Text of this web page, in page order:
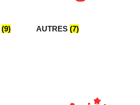
(9) AUTRES (7)